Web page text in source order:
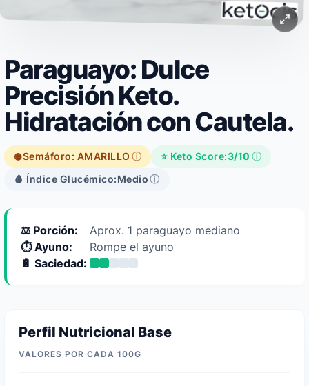
Paraguayo: Dulce
Precisión Keto.
Hidratación con Cautela.
🟡Semáforo: AMARILLO ⓘ ⭐ Keto Score:3/10 ⓘ
🩸 Índice Glucémico:Medioⓘ
⚖️ Porción:
Aprox. 1 paraguayo mediano
⏱️ Ayuno:
Rompe el ayuno
🔋 Saciedad:
Perfil Nutricional Base
VALORES POR CADA 100G